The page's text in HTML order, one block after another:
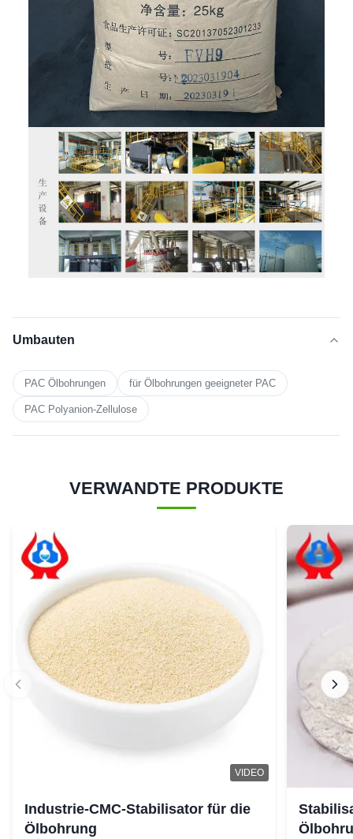
Umbauten
PAC Ölbohrungen für Ölbohrungen geeigneter PAC
PAC Polyanion-Zellulose
VERWANDTE PRODUKTE
VIDEO
Industrie-CMC-Stabilisator für die
Ölbohrung